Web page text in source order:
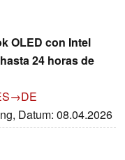
OLED con Intel
24 horas de
Datum: 08.04.2026